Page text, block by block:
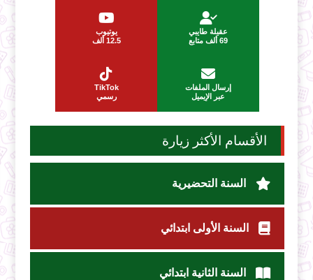
عقيلة طايبي
69 ألف متابع
يوتيوب
12.5 ألف
إرسال الملفات
عبر الإيميل
TikTok
رسمي
الأقسام الأكثر زيارة
السنة التحضيرية
السنة الأولى ابتدائي
السنة الثانية ابتدائي